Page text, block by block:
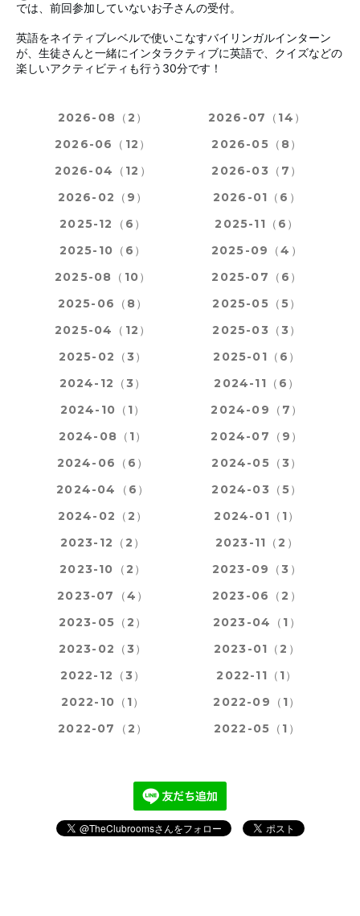
では、前回参加していないお子さんの受付。
英語をネイティブレベルで使いこなすバイリンガルインターン
が、生徒さんと一緒にインタラクティブに英語で、クイズなどの
楽しいアクティビティも行う30分です！
2026-08（2）
2026-07（14）
2026-06（12）
2026-05（8）
2026-04（12）
2026-03（7）
2026-02（9）
2026-01（6）
2025-12（6）
2025-11（6）
2025-10（6）
2025-09（4）
2025-08（10）
2025-07（6）
2025-06（8）
2025-05（5）
2025-04（12）
2025-03（3）
2025-02（3）
2025-01（6）
2024-12（3）
2024-11（6）
2024-10（1）
2024-09（7）
2024-08（1）
2024-07（9）
2024-06（6）
2024-05（3）
2024-04（6）
2024-03（5）
2024-02（2）
2024-01（1）
2023-12（2）
2023-11（2）
2023-10（2）
2023-09（3）
2023-07（4）
2023-06（2）
2023-05（2）
2023-04（1）
2023-02（3）
2023-01（2）
2022-12（3）
2022-11（1）
2022-10（1）
2022-09（1）
2022-07（2）
2022-05（1）